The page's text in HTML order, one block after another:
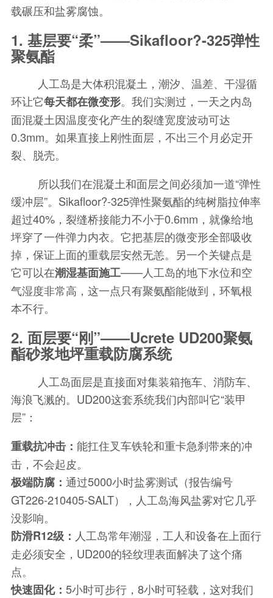
载碾压和盐雾腐蚀。
1. 基层要“柔”——Sikafloor?-325弹性
聚氨酯
人工岛是大体积混凝土，潮汐、温差、干湿循
环让它每天都在微变形。我们实测过，一天之内岛
面混凝土因温度变化产生的裂缝宽度波动可达
0.3mm。如果直接上刚性面层，不出三个月必定开
裂、脱壳。
所以我们在混凝土和面层之间必须加一道“弹性
缓冲层”。Sikafloor?-325弹性聚氨酯的纯树脂拉伸率
超过40%，裂缝桥接能力不小于0.6mm，就像给地
坪穿了一件弹力内衣。它把基层的微变形全部吸收
掉，保证上面的重载层安然无恙。另一个关键点是
它可以在潮湿基面施工——人工岛的地下水位和空
气湿度非常高，这一点只有聚氨酯能做到，环氧根
本不行。
2. 面层要“刚”——Ucrete UD200聚氨
酯砂浆地坪重载防腐系统
人工岛面层是直接面对集装箱拖车、消防车、
海浪飞溅的。UD200这套系统我们内部叫它“装甲
层”：
重载抗冲击：能扛住叉车铁轮和重卡急刹带来的冲
击，不会起皮。
极端防腐：通过5000小时盐雾测试（报告编号
GT226-210405-SALT），人工岛海风盐雾对它几乎
没影响。
防滑R12级： 人工岛常年潮湿，工人和设备在上面行
走必须安全，UD200的轻纹理表面解决了这个痛
点。
快速固化：5小时可步行，8小时可轻载，这对我们